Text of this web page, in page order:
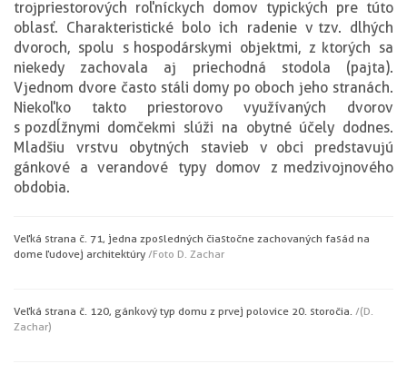
trojpriestorových roľníckych domov typických pre túto
oblasť. Charakteristické bolo ich radenie v tzv. dlhých
dvoroch, spolu s hospodárskymi objektmi, z ktorých sa
niekedy zachovala aj priechodná stodola (pajta).
V jednom dvore často stáli domy po oboch jeho stranách.
Niekoľko takto priestorovo využívaných dvorov
s pozdĺžnymi domčekmi slúži na obytné účely dodnes.
Mladšiu vrstvu obytných stavieb v obci predstavujú
gánkové a verandové typy domov z medzivojnového
obdobia.
Veľká strana č. 71, jedna z posledných čiastočne zachovaných fasád na
dome ľudovej architektúry /Foto D. Zachar
Veľká strana č. 120, gánkový typ domu z prvej polovice 20. storočia. /(D.
Zachar)